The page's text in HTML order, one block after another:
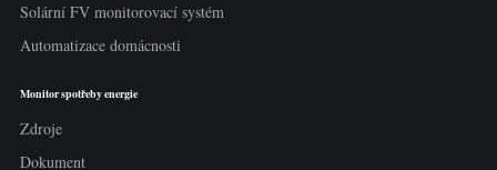
Solární FV monitorovací systém
Automatizace domácnosti
Monitor spotřeby energie
Zdroje
Dokument